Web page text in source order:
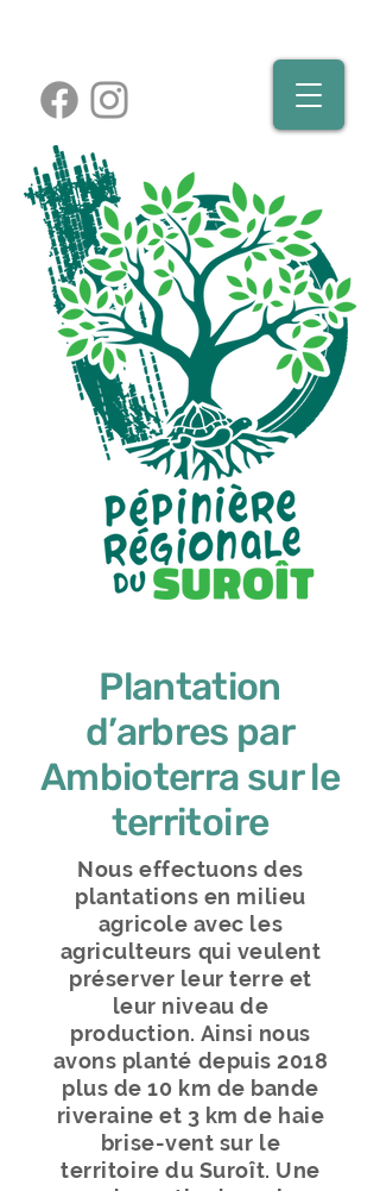
Plantation
d’arbres par
Ambioterra sur le
territoire
Nous effectuons des
plantations en milieu
agricole avec les
agriculteurs qui veulent
préserver leur terre et
leur niveau de
production. Ainsi nous
avons planté depuis 2018
plus de 10 km de bande
riveraine et 3 km de haie
brise-vent sur le
territoire du Suroît. Une